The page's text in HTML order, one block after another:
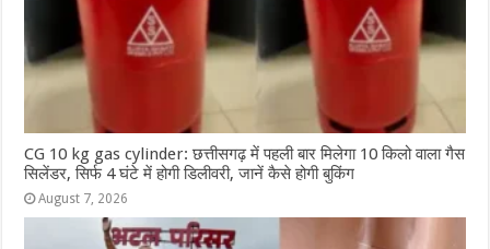
CG 10 kg gas cylinder: छत्तीसगढ़ में पहली बार मिलेगा 10 किलो वाला गैस
सिलेंडर, सिर्फ 4 घंटे में होगी डिलीवरी, जानें कैसे होगी बुकिंग
August 7, 2026